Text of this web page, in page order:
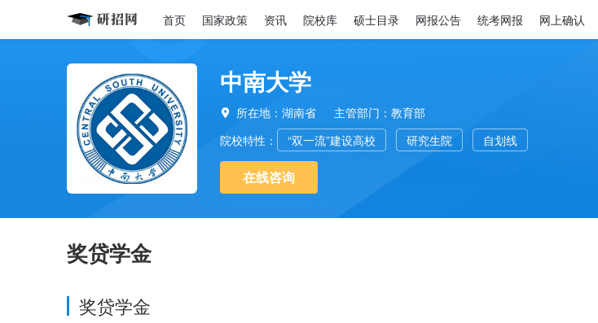
首页 国家政策 资讯 院校库 硕士目录 网报公告 统考网报 网上确认
中南大学
 所在地：湖南省
主管部门：教育部
院校特性：
“双一流”建设高校 研究生院 自划线
在线咨询
奖贷学金
奖贷学金